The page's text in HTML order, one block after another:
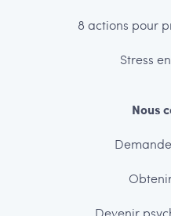
8 actions pour
Stress
Nous
Devenir